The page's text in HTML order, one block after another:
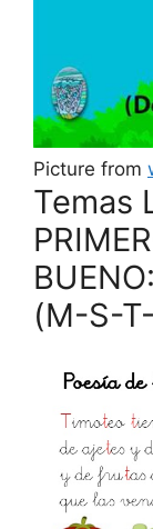
Picture from
Temas
(M-S-